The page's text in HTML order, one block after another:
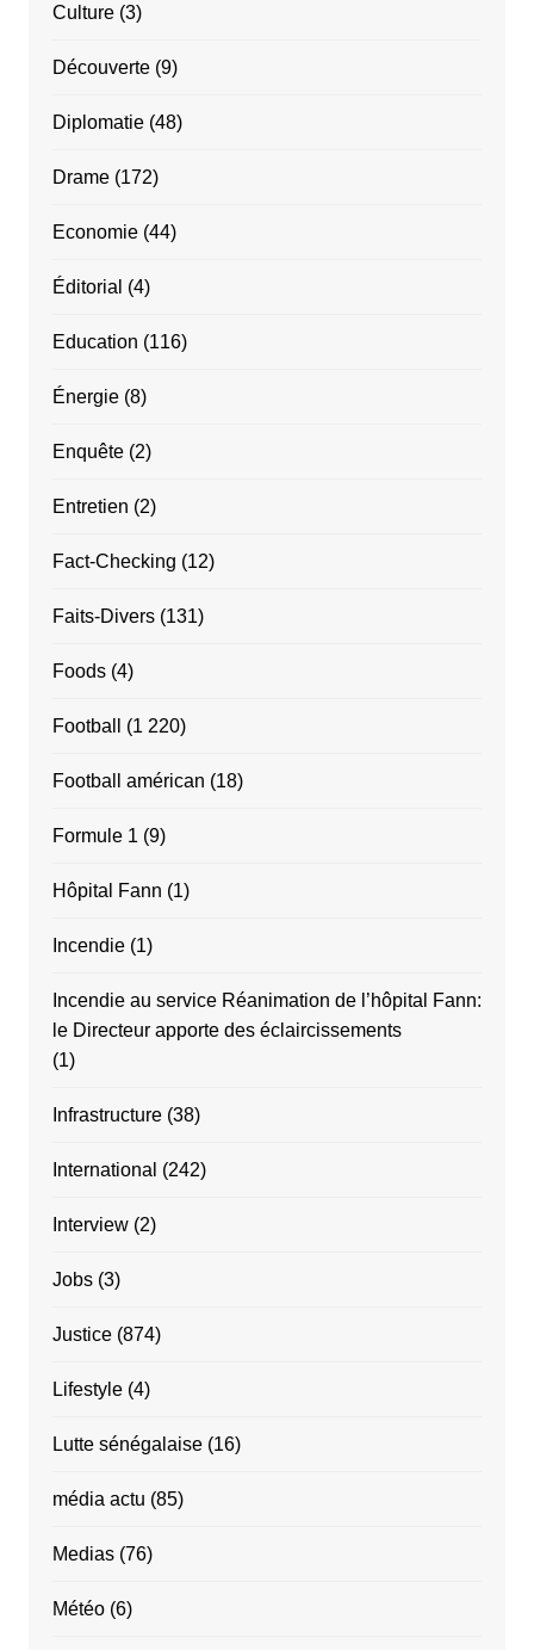
Culture(3)
Découverte(9)
Diplomatie(48)
Drame(172)
Economie(44)
Éditorial (4)
Education (116)
Énergie(8)
Enquête(2)
Entretien (2)
Fact-Checking (12)
Faits-Divers(131)
Foods(4)
Football (1 220)
Football américan (18)
Formule 1 (9)
Hôpital Fann (1)
Incendie(1)
Incendie au service Réanimation de l’hôpital Fann:
le Directeur apporte des éclaircissements
(1)
Infrastructure(38)
International (242)
Interview(2)
Jobs(3)
Justice(874)
Lifestyle(4)
Lutte sénégalaise(16)
média actu (85)
Medias(76)
Météo(6)